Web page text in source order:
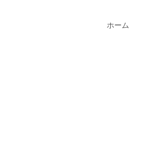
ホーム